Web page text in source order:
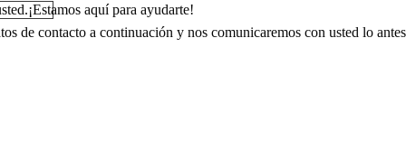
aquí para ayudarte!
de contacto a continuación y nos comunicaremos con usted lo